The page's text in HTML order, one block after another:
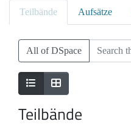
Teilbände Aufsätze
All of DSpace
Teilbände